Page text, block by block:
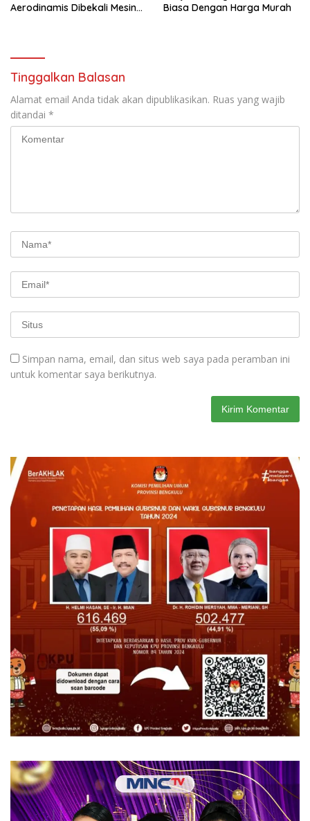
Aerodinamis Dibekali Mesin
Biasa Dengan Harga Murah
Tinggalkan Balasan
Alamat email Anda tidak akan dipublikasikan. Ruas yang wajib
ditandai *
Simpan nama, email, dan situs web saya pada peramban ini
untuk komentar saya berikutnya.